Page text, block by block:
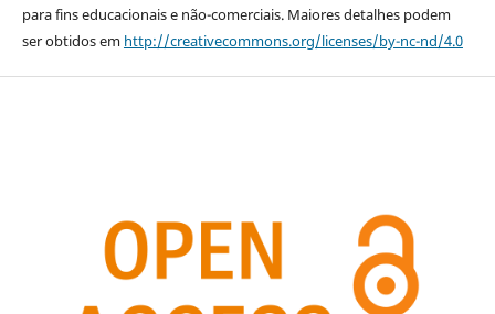
para fins educacionais e não-comerciais. Maiores detalhes podem
ser obtidos em http://creativecommons.org/licenses/by-nc-nd/4.0